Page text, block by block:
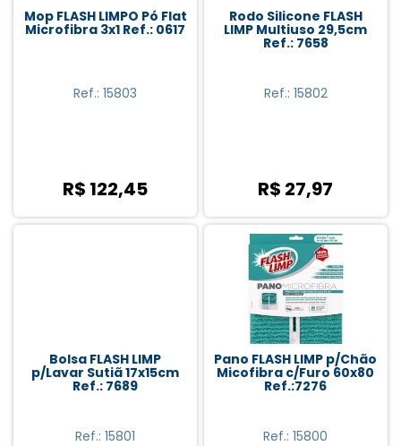
Mop FLASH LIMPO Pó Flat
Microfibra 3x1 Ref.: 0617
Ref.: 15803
R$ 122,45
Rodo Silicone FLASH
LIMP Multiuso 29,5cm
Ref.: 7658
Ref.: 15802
R$ 27,97
Bolsa FLASH LIMP
p/Lavar Sutiã 17x15cm
Ref.: 7689
Ref.: 15801
Pano FLASH LIMP p/Chão
Micofibra c/Furo 60x80
Ref.:7276
Ref.: 15800